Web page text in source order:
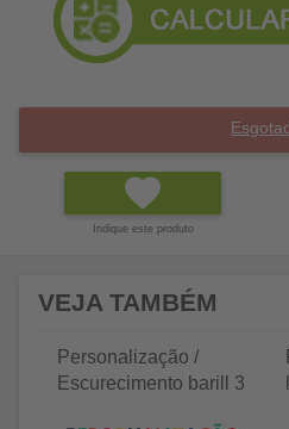
Indique este produto
VEJA TAMBÉM
Personalização /
Escurecimento barill 3